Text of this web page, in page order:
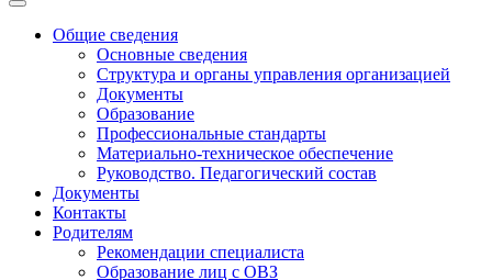
Toggle
navigationОбщие сведения
Основные сведения
Структура и органы управления организацией
Документы
Образование
Профессиональные стандарты
Материально-техническое обеспечение
Руководство. Педагогический состав
Документы
Контакты
Родителям
Рекомендации специалиста
Образование лиц с ОВЗ